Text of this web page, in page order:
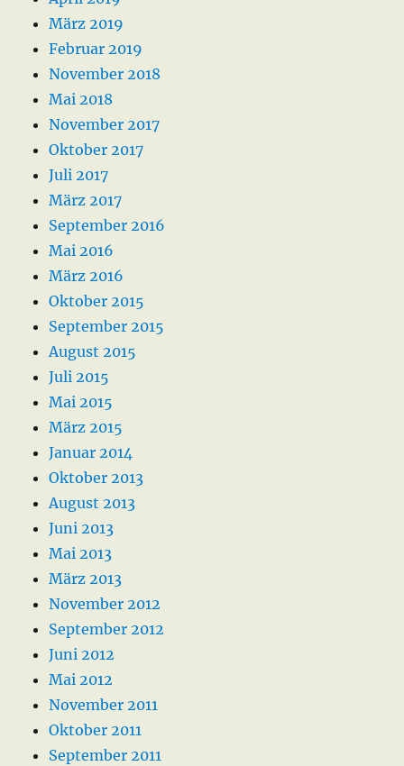
März 2019
Februar 2019
November 2018
Mai 2018
November 2017
Oktober 2017
Juli 2017
März 2017
September 2016
Mai 2016
März 2016
Oktober 2015
September 2015
August 2015
Juli 2015
Mai 2015
März 2015
Januar 2014
Oktober 2013
August 2013
Juni 2013
Mai 2013
März 2013
November 2012
September 2012
Juni 2012
Mai 2012
November 2011
Oktober 2011
September 2011